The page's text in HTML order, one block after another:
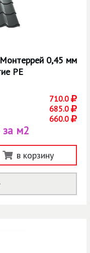
0,45 мм
РЕ
710.0
685.0
660.0
за м2
в корзину